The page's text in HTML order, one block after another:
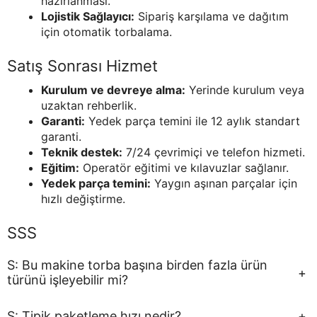
Lojistik Sağlayıcı: Sipariş karşılama ve dağıtım
için otomatik torbalama.
Satış Sonrası Hizmet
Kurulum ve devreye alma: Yerinde kurulum veya
uzaktan rehberlik.
Garanti: Yedek parça temini ile 12 aylık standart
garanti.
Teknik destek: 7/24 çevrimiçi ve telefon hizmeti.
Eğitim: Operatör eğitimi ve kılavuzlar sağlanır.
Yedek parça temini: Yaygın aşınan parçalar için
hızlı değiştirme.
SSS
S: Bu makine torba başına birden fazla ürün
türünü işleyebilir mi?
+